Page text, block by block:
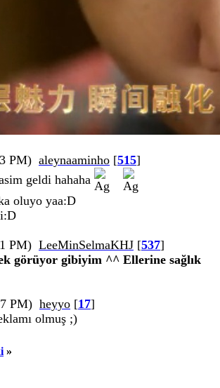
PM) aleynaaminho [515]
geldi hahaha
oluyo yaa:D
PM) LeeMinSelmaKHJ [537]
görüyor gibiyim ^^ Ellerine sağlık
PM) heyyo [17]
olmuş ;)
»